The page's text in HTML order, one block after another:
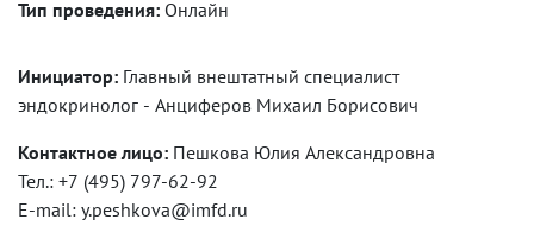
Тип проведения: Онлайн
Инициатор: Главный внештатный специалист
эндокринолог - Анциферов Михаил Борисович
Контактное лицо:
Пешкова Юлия Александровна
Тел.: +7 (495) 797-62-92
E-mail: y.peshkova@imfd.ru